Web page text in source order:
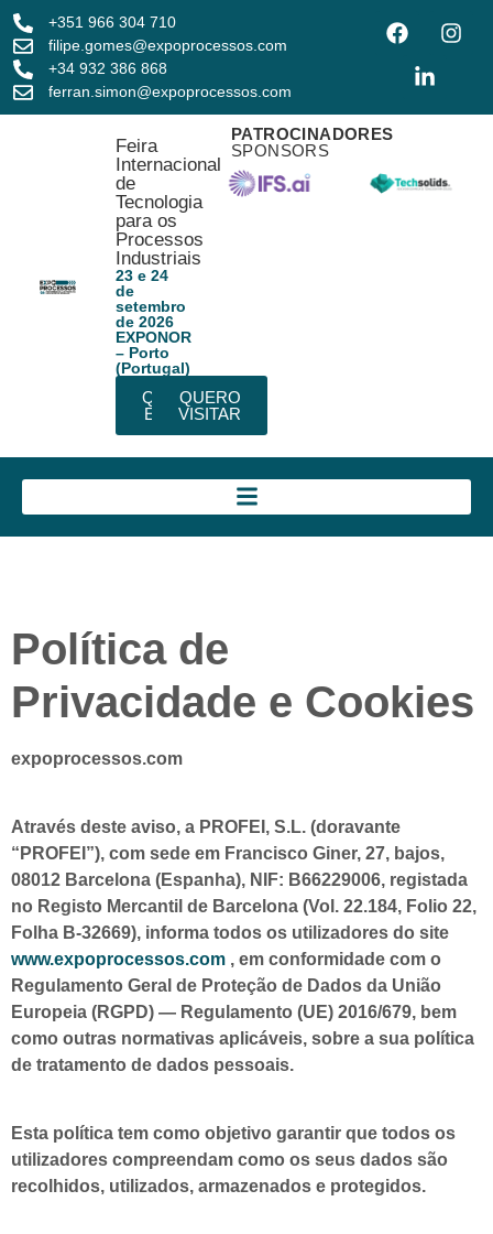
+351 966 304 710
filipe.gomes@expoprocessos.com
+34 932 386 868
ferran.simon@expoprocessos.com
Feira
Internacional
de
Tecnologia
para os
Processos
Industriais
23 e 24
de
setembro
de 2026
EXPONOR
– Porto
(Portugal)
QUERO
EXPOR
QUERO
VISITAR
PATROCINADORES
SPONSORS
Política de
Privacidade e Cookies
expoprocessos.com
Através deste aviso, a PROFEI, S.L. (doravante
“PROFEI”), com sede em Francisco Giner, 27, bajos,
08012 Barcelona (Espanha), NIF: B66229006, registada
no Registo Mercantil de Barcelona (Vol. 22.184, Folio 22,
Folha B-32669), informa todos os utilizadores do site
www.expoprocessos.com , em conformidade com o
Regulamento Geral de Proteção de Dados da União
Europeia (RGPD) — Regulamento (UE) 2016/679, bem
como outras normativas aplicáveis, sobre a sua política
de tratamento de dados pessoais.
Esta política tem como objetivo garantir que todos os
utilizadores compreendam como os seus dados são
recolhidos, utilizados, armazenados e protegidos.